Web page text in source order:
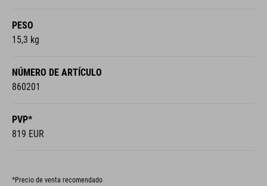
PESO
15,3 kg
NÚMERO DE ARTÍCULO
860201
PVP*
819 EUR
*Precio de venta recomendado